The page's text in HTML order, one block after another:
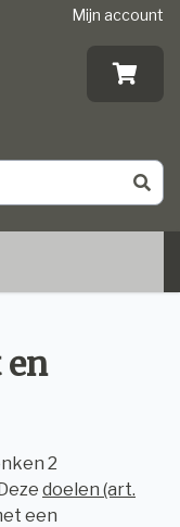
Mijn account
2
doelen (art.
een